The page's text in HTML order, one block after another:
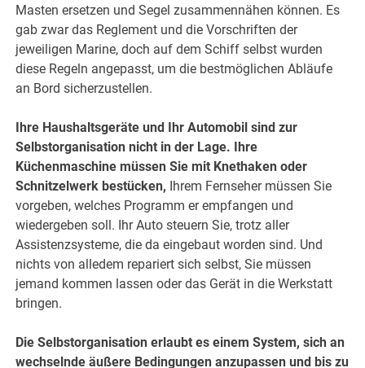
Masten ersetzen und Segel zusammennähen können. Es
gab zwar das Reglement und die Vorschriften der
jeweiligen Marine, doch auf dem Schiff selbst wurden
diese Regeln angepasst, um die bestmöglichen Abläufe
an Bord sicherzustellen.
Ihre Haushaltsgeräte und Ihr Automobil sind zur
Selbstorganisation nicht in der Lage. Ihre
Küchenmaschine müssen Sie mit Knethaken oder
Schnitzelwerk bestücken, Ihrem Fernseher müssen Sie
vorgeben, welches Programm er empfangen und
wiedergeben soll. Ihr Auto steuern Sie, trotz aller
Assistenzsysteme, die da eingebaut worden sind. Und
nichts von alledem repariert sich selbst, Sie müssen
jemand kommen lassen oder das Gerät in die Werkstatt
bringen.
Die Selbstorganisation erlaubt es einem System, sich an
wechselnde äußere Bedingungen anzupassen und bis zu